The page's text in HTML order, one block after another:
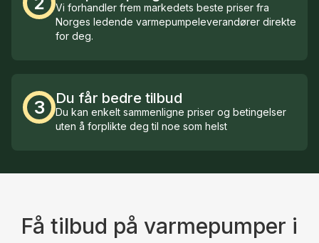
Vi forhandler frem markedets beste priser fra
Norges ledende varmepumpeleverandører direkte
for deg.
3 Du får bedre tilbud
Du kan enkelt sammenligne priser og betingelser
uten å forplikte deg til noe som helst
Få tilbud på varmepumper i